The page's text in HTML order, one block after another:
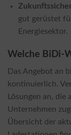
gut gerüstet
Energiesektor.
Welche BiDi-
Das Angebot an
kontinuierlich.
Lösungen an,
Unternehmen
Übersicht der